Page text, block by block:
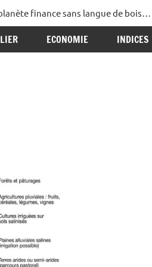
finance sans langue de bois…
ECONOMIE INDICES